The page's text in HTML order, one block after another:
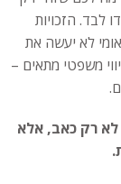
לבד. הזכויות
לא יעשה את
משפטי מתאים –
לא רק כאב, אלא